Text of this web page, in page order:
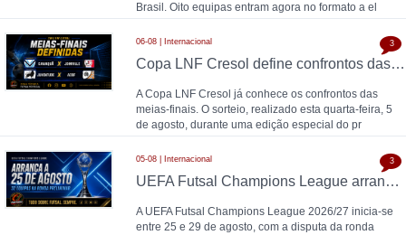
Brasil. Oito equipas entram agora no formato a el
06-08 | Internacional
Copa LNF Cresol define confrontos das meias-finais
A Copa LNF Cresol já conhece os confrontos das
meias-finais. O sorteio, realizado esta quarta-feira, 5
de agosto, durante uma edição especial do pr
3
05-08 | Internacional
UEFA Futsal Champions League arranca a 25 de agosto com 32 equipas na ronda preliminar
A UEFA Futsal Champions League 2026/27 inicia-se
entre 25 e 29 de agosto, com a disputa da ronda
3